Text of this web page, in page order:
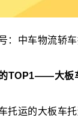
：中车物流轿
TOP1——大板
托运的大板车